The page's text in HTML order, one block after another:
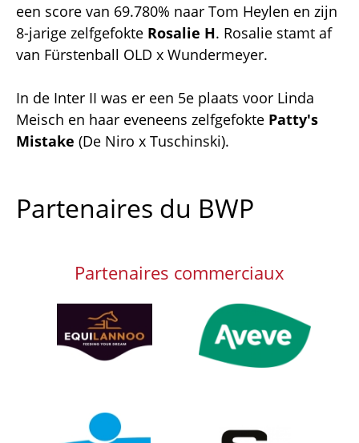
een score van 69.780% naar Tom Heylen en zijn
8-jarige zelfgefokte Rosalie H. Rosalie stamt af
van Fürstenball OLD x Wundermeyer.
In de Inter II was er een 5e plaats voor Linda
Meisch en haar eveneens zelfgefokte Patty's
Mistake (De Niro x Tuschinski).
Partenaires du BWP
Partenaires commerciaux
Afbeelding Afbeelding
Afbeelding